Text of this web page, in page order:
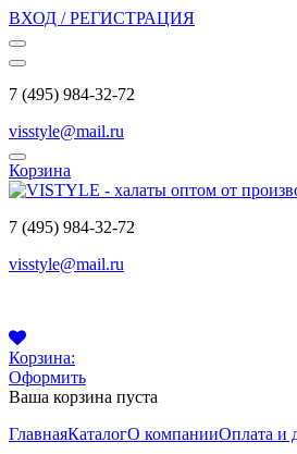
ВХОД / РЕГИСТРАЦИЯ
7 (495) 984-32-72
visstyle@mail.ru
Корзина
7 (495) 984-32-72
visstyle@mail.ru
Корзина:
Оформить
Ваша корзина пуста
ГлавнаяКаталогО компанииОплата и